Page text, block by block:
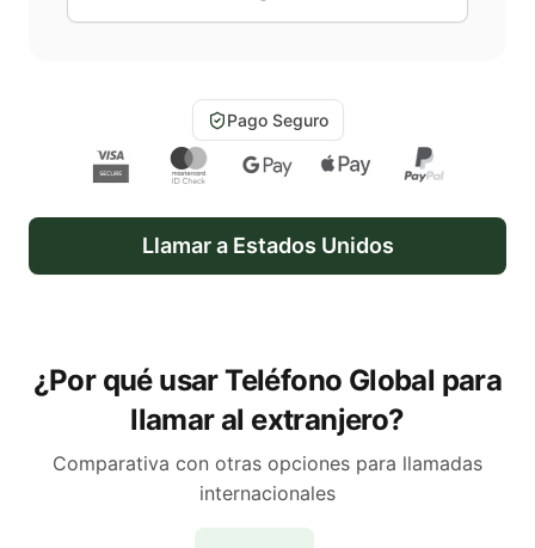
Pago Seguro
Llamar a Estados Unidos
¿Por qué usar Teléfono Global para
llamar al extranjero?
Comparativa con otras opciones para llamadas
internacionales